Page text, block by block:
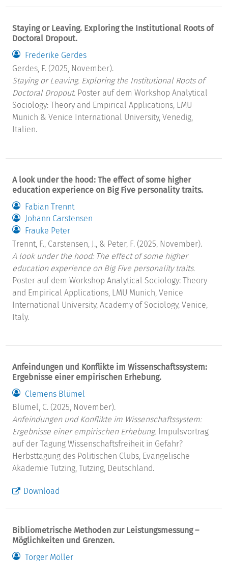
Staying or Leaving. Exploring the Institutional Roots of
Doctoral Dropout.
Frederike Gerdes
Gerdes, F. (2025, November).
Staying or Leaving. Exploring the Institutional Roots of
Doctoral Dropout. Poster auf dem Workshop Analytical
Sociology: Theory and Empirical Applications, LMU
Munich & Venice International University, Venedig,
Italien.
A look under the hood: The effect of some higher
education experience on Big Five personality traits.
Fabian Trennt
Johann Carstensen
Frauke Peter
Trennt, F., Carstensen, J., & Peter, F. (2025, November).
A look under the hood: The effect of some higher
education experience on Big Five personality traits.
Poster auf dem Workshop Analytical Sociology: Theory
and Empirical Applications, LMU Munich, Venice
International University, Academy of Sociology, Venice,
Italy.
Anfeindungen und Konflikte im Wissenschaftssystem:
Ergebnisse einer empirischen Erhebung.
Clemens Blümel
Blümel, C. (2025, November).
Anfeindungen und Konflikte im Wissenschaftssystem:
Ergebnisse einer empirischen Erhebung. Impulsvortrag
auf der Tagung Wissenschaftsfreiheit in Gefahr?
Herbsttagung des Politischen Clubs, Evangelische
Akademie Tutzing, Tutzing, Deutschland.
Download
Bibliometrische Methoden zur Leistungsmessung –
Möglichkeiten und Grenzen.
Torger Möller